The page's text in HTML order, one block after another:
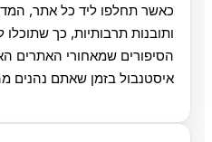
כאשר תחלפו ליד כל אתר,
ותובנות תרבותיות, כך שתוכלו
הסיפורים שמאחורי האתרים
איסטנבול בזמן שאתם נהנים